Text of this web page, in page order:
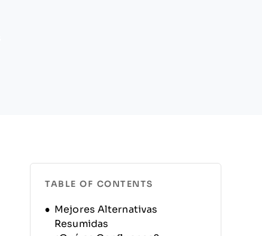
TABLE OF CONTENTS
Mejores Alternativas
Resumidas